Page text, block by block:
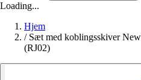
Loading...
Hjem
/ Sæt med koblingsskiver
(RJ02)